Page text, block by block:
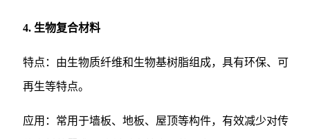
4. 生物复合材料
特点：由生物质纤维和生物基树脂组成，具有环保、可
再生等特点。
应用：常用于墙板、地板、屋顶等构件，有效减少对传